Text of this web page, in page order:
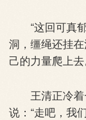
“这回可真郁
洞，缰绳还挂
己的力量爬上
王清正冷着
说：“走吧，我